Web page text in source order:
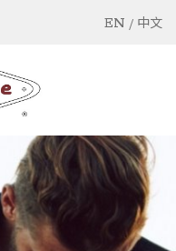
EN / 中文